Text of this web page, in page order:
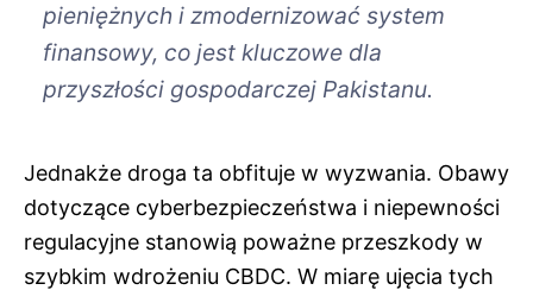
pieniężnych i zmodernizować system
finansowy, co jest kluczowe dla
przyszłości gospodarczej Pakistanu.
Jednakże droga ta obfituje w wyzwania. Obawy
dotyczące cyberbezpieczeństwa i niepewności
regulacyjne stanowią poważne przeszkody w
szybkim wdrożeniu CBDC. W miarę ujęcia tych